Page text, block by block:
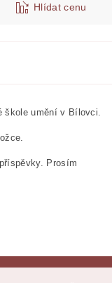
Hlídat cenu
škole umění v Bílovci.
Prosím